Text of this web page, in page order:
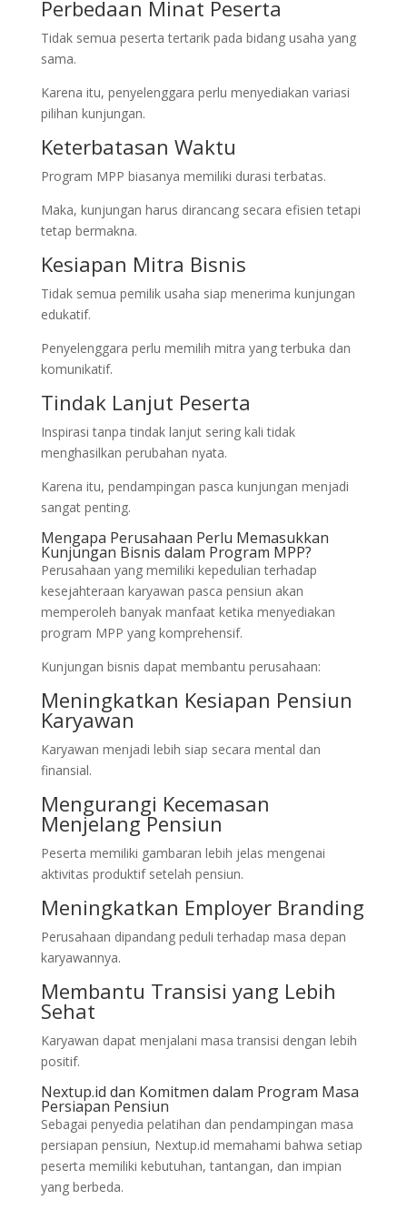
Perbedaan Minat Peserta
Tidak semua peserta tertarik pada bidang usaha yang
sama.
Karena itu, penyelenggara perlu menyediakan variasi
pilihan kunjungan.
Keterbatasan Waktu
Program MPP biasanya memiliki durasi terbatas.
Maka, kunjungan harus dirancang secara efisien tetapi
tetap bermakna.
Kesiapan Mitra Bisnis
Tidak semua pemilik usaha siap menerima kunjungan
edukatif.
Penyelenggara perlu memilih mitra yang terbuka dan
komunikatif.
Tindak Lanjut Peserta
Inspirasi tanpa tindak lanjut sering kali tidak
menghasilkan perubahan nyata.
Karena itu, pendampingan pasca kunjungan menjadi
sangat penting.
Mengapa Perusahaan Perlu Memasukkan
Kunjungan Bisnis dalam Program MPP?
Perusahaan yang memiliki kepedulian terhadap
kesejahteraan karyawan pasca pensiun akan
memperoleh banyak manfaat ketika menyediakan
program MPP yang komprehensif.
Kunjungan bisnis dapat membantu perusahaan:
Meningkatkan Kesiapan Pensiun
Karyawan
Karyawan menjadi lebih siap secara mental dan
finansial.
Mengurangi Kecemasan
Menjelang Pensiun
Peserta memiliki gambaran lebih jelas mengenai
aktivitas produktif setelah pensiun.
Meningkatkan Employer Branding
Perusahaan dipandang peduli terhadap masa depan
karyawannya.
Membantu Transisi yang Lebih
Sehat
Karyawan dapat menjalani masa transisi dengan lebih
positif.
Nextup.id dan Komitmen dalam Program Masa
Persiapan Pensiun
Sebagai penyedia pelatihan dan pendampingan masa
persiapan pensiun, Nextup.id memahami bahwa setiap
peserta memiliki kebutuhan, tantangan, dan impian
yang berbeda.